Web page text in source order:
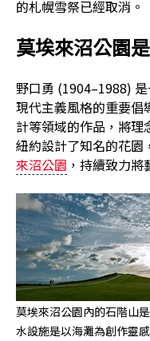
的札幌雪祭已經取消。
莫埃來沼公園
野口勇 (1904–1988)
現代主義風格的重要倡
計等領域的作品，將
紐約設計了知名的花園
來沼公園 ，持續致力
莫埃來沼公園內的石階山
水設施是以海灘為創作靈